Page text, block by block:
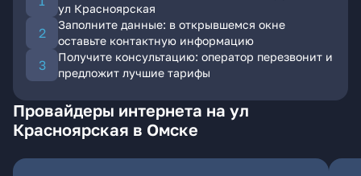
ул Красноярская
Заполните данные: в открывшемся окне
оставьте контактную информацию
Получите консультацию: оператор перезвонит и
предложит лучшие тарифы
Провайдеры интернета на ул
Красноярская в Омске